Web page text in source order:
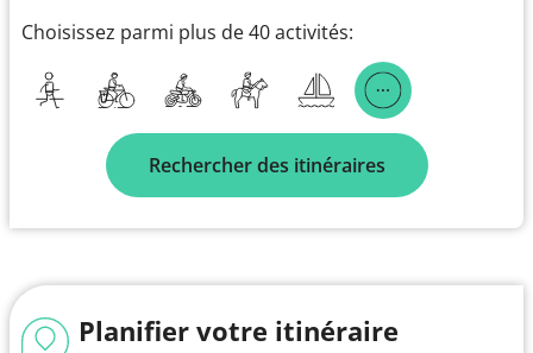
Choisissez parmi plus de 40 activités:
Rechercher des itinéraires
Planifier votre itinéraire